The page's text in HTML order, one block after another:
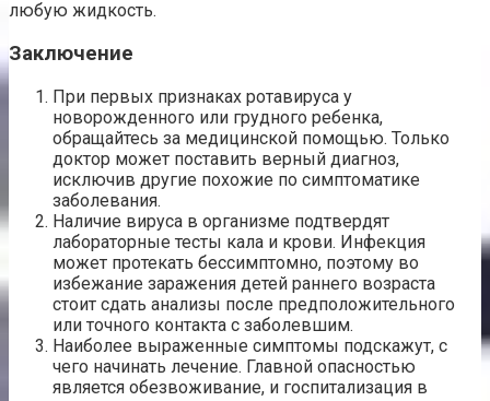
любую жидкость.
Заключение
При первых признаках ротавируса у
новорожденного или грудного ребенка,
обращайтесь за медицинской помощью. Только
доктор может поставить верный диагноз,
исключив другие похожие по симптоматике
заболевания.
Наличие вируса в организме подтвердят
лабораторные тесты кала и крови. Инфекция
может протекать бессимптомно, поэтому во
избежание заражения детей раннего возраста
стоит сдать анализы после предположительного
или точного контакта с заболевшим.
Наиболее выраженные симптомы подскажут, с
чего начинать лечение. Главной опасностью
является обезвоживание, и госпитализация в